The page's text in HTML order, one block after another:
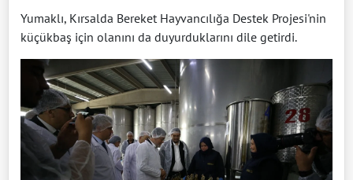
Yumaklı, Kırsalda Bereket Hayvancılığa Destek Projesi'nin
küçükbaş için olanını da duyurduklarını dile getirdi.